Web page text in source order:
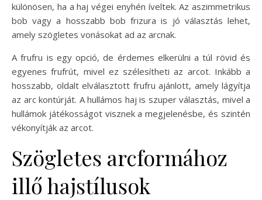
különösen, ha a haj végei enyhén íveltek. Az aszimmetrikus
bob vagy a hosszabb bob frizura is jó választás lehet,
amely szögletes vonásokat ad az arcnak.
A frufru is egy opció, de érdemes elkerülni a túl rövid és
egyenes frufrút, mivel ez szélesítheti az arcot. Inkább a
hosszabb, oldalt elválasztott frufru ajánlott, amely lágyítja
az arc kontúrját. A hullámos haj is szuper választás, mivel a
hullámok játékosságot visznek a megjelenésbe, és szintén
vékonyítják az arcot.
Szögletes arcformához
illő hajstílusok